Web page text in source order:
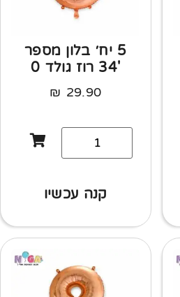
5 יח׳ בלון מספר
'34 רוז גולד 0
29.90
₪
קנה עכשיו